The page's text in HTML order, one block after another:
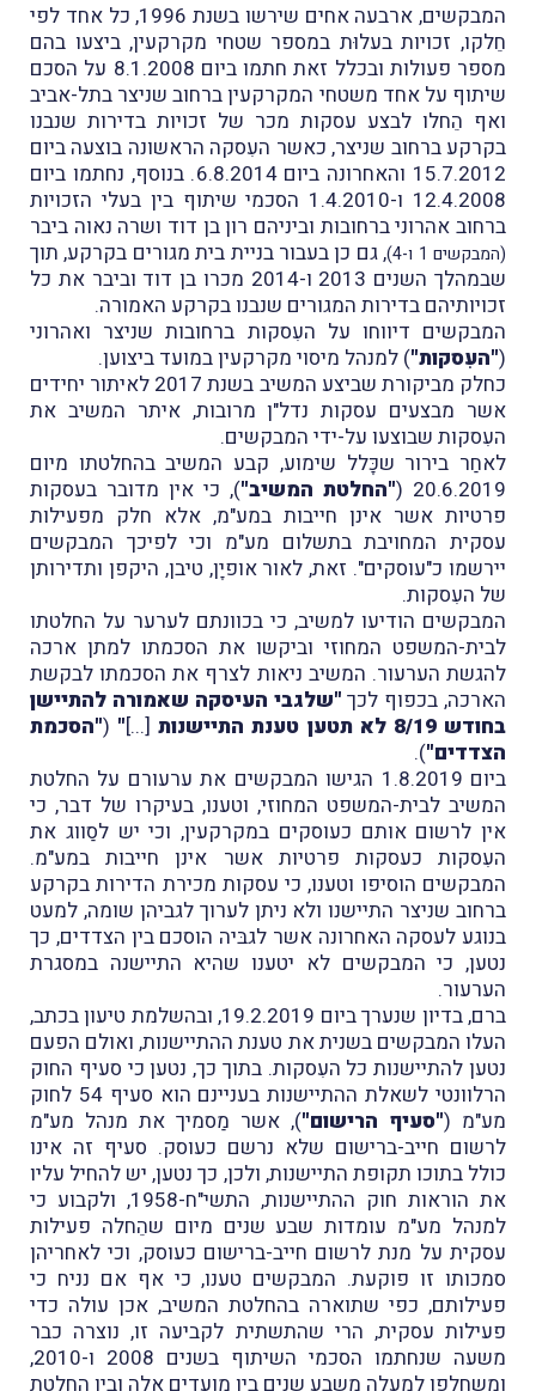
המבקשים, ארבעה אחים שירשו בשנת 1996, כל אחד לפי
חֵלקו, זכויות בעלוּת במספר שטחי מקרקעין, ביצעו בהם
מספר פעולות ובכלל זאת חתמו ביום 8.1.2008 על הסכם
שיתוף על אחד משטחי המקרקעין ברחוב שניצר בתל-אביב
ואף הֵחלו לבצע עסקות מכר של זכויות בדירות שנבנו
בקרקע ברחוב שניצר, כאשר העִסקה הראשונה בוצעה ביום
15.7.2012 והאחרונה ביום 6.8.2014. בנוסף, נחתמו ביום
12.4.2008 ו-1.4.2010 הסכמי שיתוף בין בעלי הזכויות
ברחוב אהרוני ברחובות וביניהם רון בן דוד ושרה נאוה ביבר
(המבקשים 1 ו-4)
, גם כן בעבור בניית בית מגורים בקרקע, תוך
שבמהלך השנים 2013 ו-2014 מכרו בן דוד וביבר את כל
זכויותיהם בדירות המגורים שנבנו בקרקע האמורה.
המבקשים דיווחו על העִסקות ברחובות שניצר ואהרוני
("העִסקות") למנהל מיסוי מקרקעין במועד ביצוען.
כחלק מביקורת שביצע המשיב בשנת 2017 לאיתור יחידים
אשר מבצעים עסקות נדל"ן מרובות, איתר המשיב את
העִסקות שבוצעו על-ידי המבקשים.
לאחַר בירור שכָּלל שימוע, קבע המשיב בהחלטתו מיום
20.6.2019 (
"החלטת המשיב"), כי אין מדובר בעסקות
פרטיות אשר אינן חייבות במע"מ, אלא חלק מפעילות
עסקית המחויבת בתשלום מע"מ וכי לפיכך המבקשים
יירשמו כ"עוסקים". זאת, לאור אופיָן, טיבן, היקפן ותדירותן
של העִסקות.
המבקשים הודיעו למשיב, כי בכוונתם לערער על החלטתו
לבית-המשפט המחוזי וביקשו את הסכמתו למתן ארכה
להגשת הערעור. המשיב ניאות לצרף את הסכמתו לבקשת
הארכה, בכפוף לכך "שלגבי העיסקה שאמורה להתיישן
בחודש 8/19 לא תטען טענת התיישנות
[...]
"
("הסכמת
הצדדים").
ביום 1.8.2019 הגישו המבקשים את ערעורם על החלטת
המשיב לבית-המשפט המחוזי, וטענו, בעיקרו של דבר, כי
אין לרשום אותם כעוסקים במקרקעין, וכי יש לסַווג את
העִסקות כעסקות פרטיות אשר אינן חייבות במע"מ.
המבקשים הוסיפו וטענו, כי עסקות מכירת הדירות בקרקע
ברחוב שניצר התיישנו ולא ניתן לערוך לגביהן שומה, למעט
בנוגע לעסקה האחרונה אשר לגבּיה הוסכם בין הצדדים, כך
נטען, כי המבקשים לא יטענו שהיא התיישנה במסגרת
הערעור.
ברם, בדיון שנערך ביום 19.2.2019, ובהשלמת טיעון בכתב,
העלו המבקשים בשנית את טענת ההתיישנות, ואולם הפעם
נטען להתיישנות כל העִסקות. בתוך כך, נטען כי סעיף החוק
הרלוונטי לשאלת ההתיישנות בעניינם הוא סעיף 54 לחוק
מע"מ ("סעיף הרישום"), אשר מַסמיך את מנהל מע"מ
לרשום חייב-ברישום שלא נרשם כעוסק. סעיף זה אינו
כולל בתוכו תקופת התיישנות, ולכן, כך נטען, יש להחיל עליו
את הוראות חוק ההתיישנות, התשי"ח-1958, ולקבוע כי
למנהל מע"מ עומדות שבע שנים מיום שהֵחלה פעילות
עסקית על מנת לרשום חייב-ברישום כעוסק, וכי לאחריהן
סמכותו זו פוקעת. המבקשים טענו, כי אף אם נניח כי
פעילותם, כפי שתוארה בהחלטת המשיב, אכן עולה כדי
פעילות עסקית, הרי שהתשתית לקביעה זו, נוצרה כבר
משעה שנחתמו הסכמי השיתוף בשנים 2008 ו-2010,
ומשחלפו למעלה משבע שנים בין מועדים אלה ובין החלטת